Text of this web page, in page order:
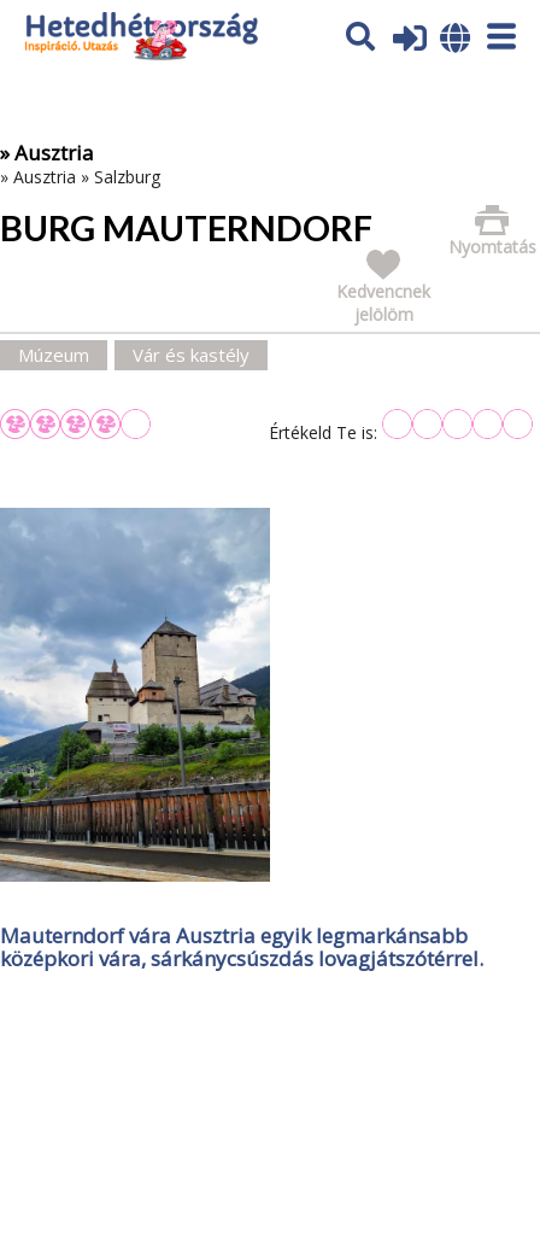
Az oldal sütiket (cookies) használ. További tájékoztatás itt:
Adatvédelmi tájékoztató
» Ausztria
» Ausztria » Salzburg
BURG MAUTERNDORF
Nyomtatás
Kedvencnek
jelölöm
Múzeum Vár és kastély
Értékeld Te is:
Mauterndorf vára Ausztria egyik legmarkánsabb
középkori vára, sárkánycsúszdás lovagjátszótérrel.